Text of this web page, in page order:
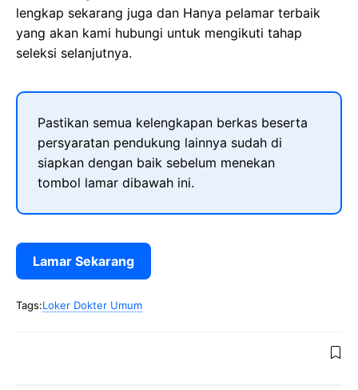
lengkap sekarang juga dan Hanya pelamar terbaik
yang akan kami hubungi untuk mengikuti tahap
seleksi selanjutnya.
Pastikan semua kelengkapan berkas beserta
persyaratan pendukung lainnya sudah di
siapkan dengan baik sebelum menekan
tombol lamar dibawah ini.
Lamar Sekarang
Tags:Loker Dokter Umum